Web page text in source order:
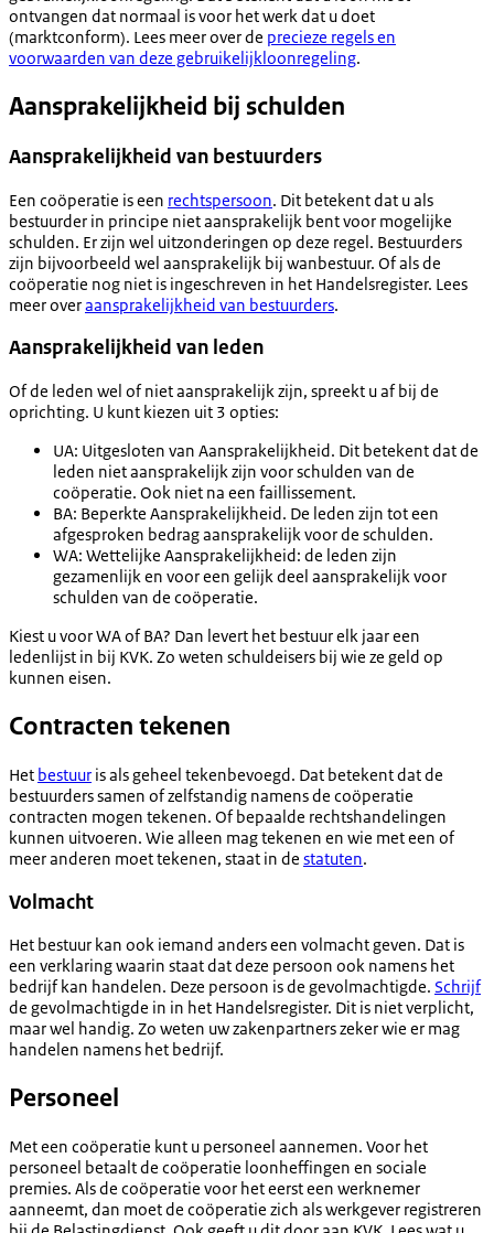
ontvangen dat normaal is voor het werk dat u doet
(marktconform). Lees meer over de precieze regels en
voorwaarden van deze gebruikelijkloonregeling.
Aansprakelijkheid bij schulden
Aansprakelijkheid van bestuurders
Een coöperatie is een rechtspersoon. Dit betekent dat u als
bestuurder in principe niet aansprakelijk bent voor mogelijke
schulden. Er zijn wel uitzonderingen op deze regel. Bestuurders
zijn bijvoorbeeld wel aansprakelijk bij wanbestuur. Of als de
coöperatie nog niet is ingeschreven in het Handelsregister. Lees
meer overaansprakelijkheid van bestuurders.
Aansprakelijkheid van leden
Of de leden wel of niet aansprakelijk zijn, spreekt u af bij de
oprichting. U kunt kiezen uit 3 opties:
UA: Uitgesloten van Aansprakelijkheid. Dit betekent dat de
leden niet aansprakelijk zijn voor schulden van de
coöperatie. Ook niet na een faillissement.
BA: Beperkte Aansprakelijkheid. De leden zijn tot een
afgesproken bedrag aansprakelijk voor de schulden.
WA: Wettelijke Aansprakelijkheid: de leden zijn
gezamenlijk en voor een gelijk deel aansprakelijk voor
schulden van de coöperatie.
Kiest u voor WA of BA? Dan levert het bestuur elk jaar een
ledenlijst in bij KVK. Zo weten schuldeisers bij wie ze geld op
kunnen eisen.
Contracten tekenen
Het bestuur is als geheel tekenbevoegd. Dat betekent dat de
bestuurders samen of zelfstandig namens de coöperatie
contracten mogen tekenen. Of bepaalde rechtshandelingen
kunnen uitvoeren. Wie alleen mag tekenen en wie met een of
meer anderen moet tekenen, staat in de statuten.
Volmacht
Het bestuur kan ook iemand anders een volmacht geven. Dat is
een verklaring waarin staat dat deze persoon ook namens het
bedrijf kan handelen. Deze persoon is de gevolmachtigde. Schrijf
de gevolmachtigde in in het Handelsregister. Dit is niet verplicht,
maar wel handig. Zo weten uw zakenpartners zeker wie er mag
handelen namens het bedrijf.
Personeel
Met een coöperatie kunt u personeel aannemen. Voor het
personeel betaalt de coöperatie loonheffingen en sociale
premies. Als de coöperatie voor het eerst een werknemer
aanneemt, dan moet de coöperatie zich als werkgever registreren